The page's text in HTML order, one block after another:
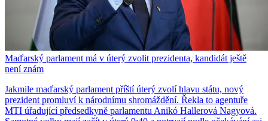
Maďarský parlament má v úterý zvolit prezidenta, kandidát ještě
není znám
Jakmile maďarský parlament příští úterý zvolí hlavu státu, nový
prezident promluví k národnímu shromáždění. Řekla to agentuře
MTI úřadující předsedkyně parlamentu Anikó Hallerová Nagyová.